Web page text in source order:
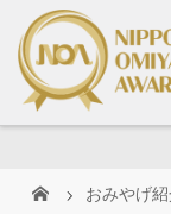
おみやげ紹